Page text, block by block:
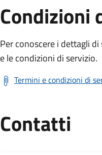
Condizioni
Per conoscere i dettagli
e le condizioni di servizio.
Termini e condizioni di
Contatti